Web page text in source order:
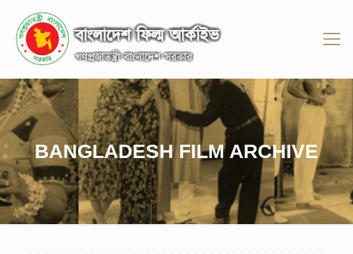
BANGLADESH FILM ARCHIVE